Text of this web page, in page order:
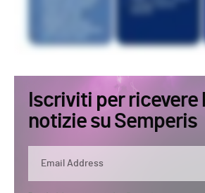
Iscriviti per ricevere
notizie su Semperis